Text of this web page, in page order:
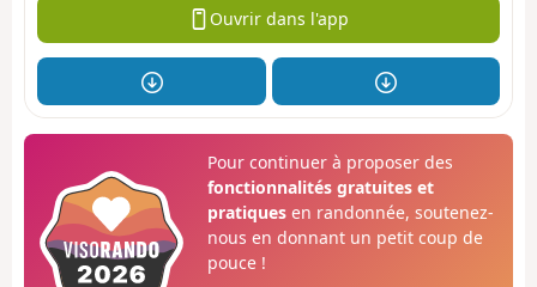
Ouvrir dans l'app
Pour continuer à proposer des
fonctionnalités gratuites et
pratiquesen randonnée, soutenez-
nous en donnant un petit coup de
pouce !